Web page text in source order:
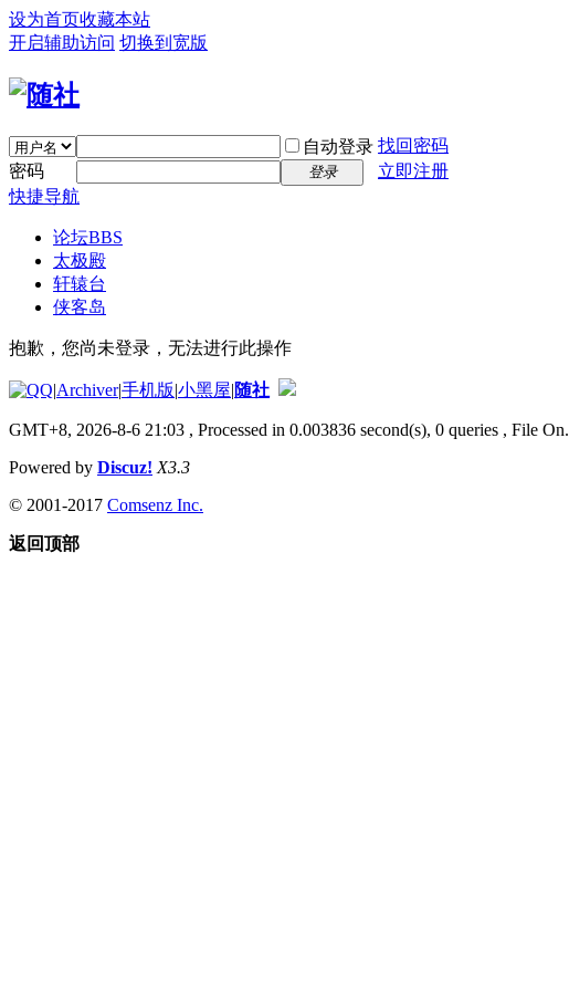
设为首页收藏本站
开启辅助访问 切换到宽版
自动登录 找回密码
密码
登录
立即注册
快捷导航
论坛BBS
太极殿
轩辕台
侠客岛
抱歉，您尚未登录，无法进行此操作
|Archiver|手机版|小黑屋|随社
GMT+8, 2026-8-6 21:03 , Processed in 0.003836 second(s), 0 queries , File On.
Powered by Discuz! X3.3
© 2001-2017 Comsenz Inc.
返回顶部